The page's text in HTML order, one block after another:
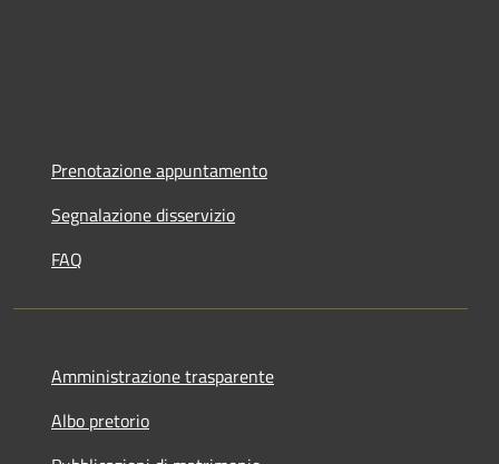
Prenotazione appuntamento
Segnalazione disservizio
FAQ
Amministrazione trasparente
Albo pretorio